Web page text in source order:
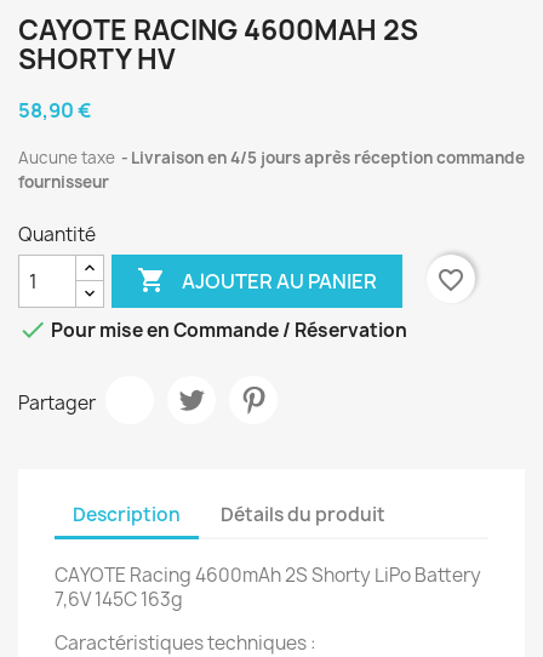
CAYOTE RACING 4600MAH 2S
SHORTY HV
58,90 €
Aucune taxe
Livraison en 4/5 jours après réception commande
fournisseur
Quantité
 AJOUTER AU PANIER
favorite_border
 Pour mise en Commande / Réservation
Partager
Description Détails du produit
CAYOTE Racing 4600mAh 2S Shorty LiPo Battery
7,6V 145C 163g
Caractéristiques techniques :